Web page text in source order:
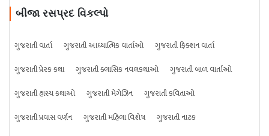
બીજા રસપ્રદ વિકલ્પો
ગુજરાતી વાર્તા ગુજરાતી આધ્યાત્મિક વાર્તાઓ
ગુજરાતી ફિક્શન વાર્તા
ગુજરાતી પ્રેરક કથા
ગુજરાતી ક્લાસિક નવલકથાઓ
ગુજરાતી બાળ વાર્તાઓ
ગુજરાતી હાસ્ય કથાઓ
ગુજરાતી મેગેઝિન
ગુજરાતી કવિતાઓ
ગુજરાતી પ્રવાસ વર્ણન
ગુજરાતી મહિલા વિશેષ
ગુજરાતી નાટક